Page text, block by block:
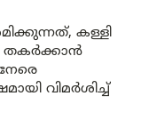
കള്ളി
തകർക്കാൻ
വിമർശിച്ച്